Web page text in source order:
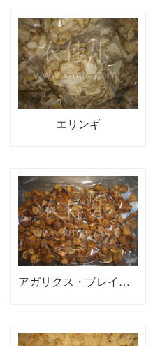
エリンギ
アガリクス・ブレイゼイ